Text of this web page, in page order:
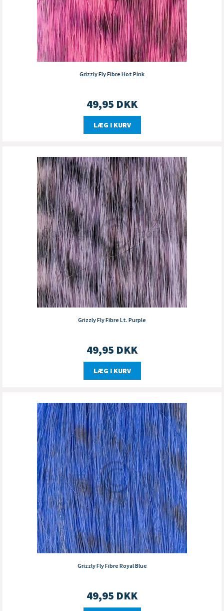
Grizzly Fly Fibre Hot Pink
49,95 DKK
LÆG I KURV
Grizzly Fly Fibre Lt. Purple
49,95 DKK
LÆG I KURV
Grizzly Fly Fibre Royal Blue
49,95 DKK